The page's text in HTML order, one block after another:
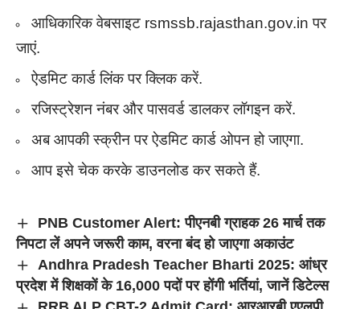
आधिकारिक वेबसाइट rsmssb.rajasthan.gov.in पर
जाएं.
ऐडमिट कार्ड लिंक पर क्लिक करें.
रजिस्ट्रेशन नंबर और पासवर्ड डालकर लॉगइन करें.
अब आपकी स्क्रीन पर ऐडमिट कार्ड ओपन हो जाएगा.
आप इसे चेक करके डाउनलोड कर सकते हैं.
PNB Customer Alert: पीएनबी ग्राहक 26 मार्च तक
निपटा लें अपने जरूरी काम, वरना बंद हो जाएगा अकाउंट
Andhra Pradesh Teacher Bharti 2025: आंध्र
प्रदेश में शिक्षकों के 16,000 पदों पर होंगी भर्तियां, जानें डिटेल्स